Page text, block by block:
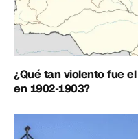
¿Qué tan violento fue
en 1902-1903?